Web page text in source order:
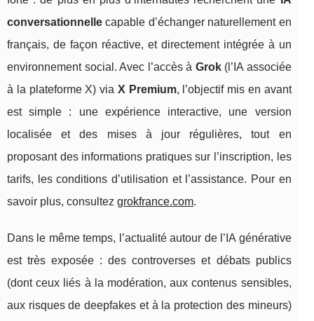
conversationnelle capable d’échanger naturellement en
français, de façon réactive, et directement intégrée à un
environnement social. Avec l’accès à Grok(l’IA associée
à la plateforme X) via X Premium, l’objectif mis en avant
est simple : une expérience interactive, une version
localisée et des mises à jour régulières, tout en
proposant des informations pratiques sur l’inscription, les
tarifs, les conditions d’utilisation et l’assistance. Pour en
savoir plus, consultez grokfrance.com.
Dans le même temps, l’actualité autour de l’IA générative
est très exposée : des controverses et débats publics
(dont ceux liés à la modération, aux contenus sensibles,
aux risques de deepfakes et à la protection des mineurs)